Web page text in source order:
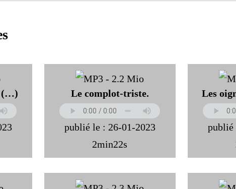
(…) Le complot-triste.
publié le : 26-01-2023
2min22s
Les
publié